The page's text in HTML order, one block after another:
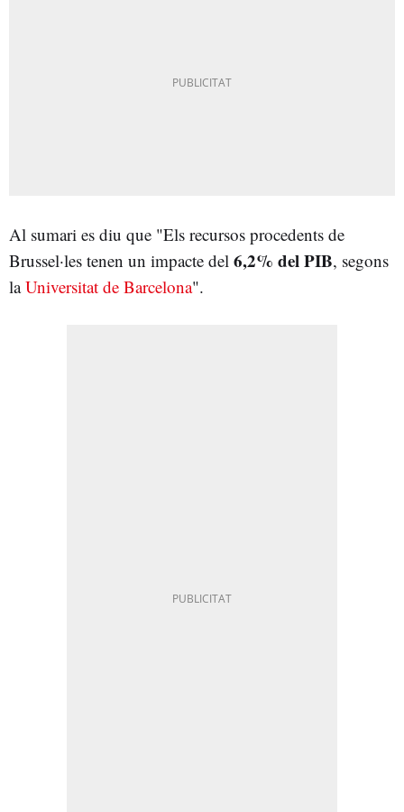
Al sumari es diu que "Els recursos procedents de
Brussel·les tenen un impacte del 6,2% del PIB, segons
laUniversitat de Barcelona".